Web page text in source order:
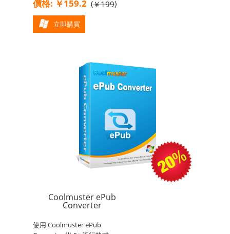
價格: ￥159.2 (￥199)
立即購買
Coolmuster ePub
Converter
使用 Coolmuster ePub